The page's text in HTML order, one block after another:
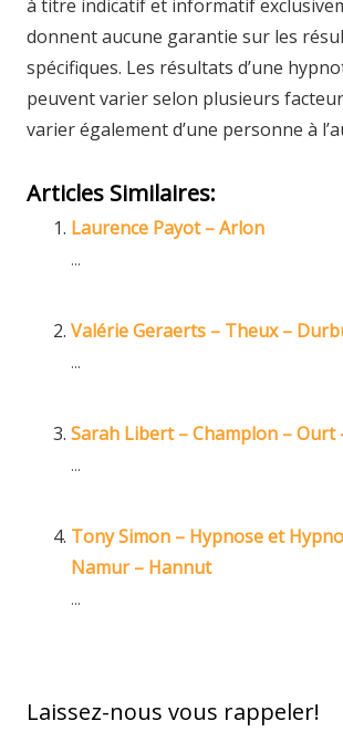
à titre indicatif et informatif
donnent aucune garantie sur les
spécifiques. Les résultats d’une
peuvent varier selon plusieurs
varier également d’une personne à
Articles Similaires:
Laurence Payot – Arlon
...
Valérie Geraerts – Theux –
...
Sarah Libert – Champlon – Ourt
...
Tony Simon – Hypnose et
Namur – Hannut
...
Laissez-nous vous rappeler!